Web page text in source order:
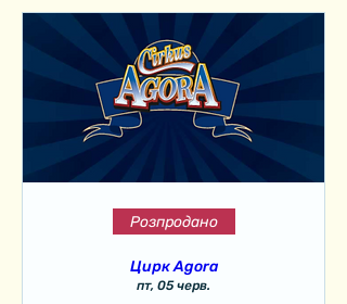
Розпродано
Цирк Agora
пт, 05 черв.